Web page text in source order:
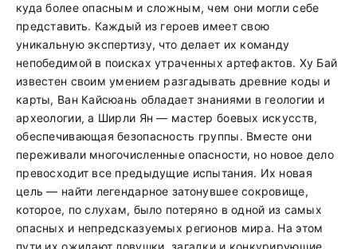
куда более опасным и сложным, чем они могли себе
представить. Каждый из героев имеет свою
уникальную экспертизу, что делает их команду
непобедимой в поисках утраченных артефактов. Ху Бай
известен своим умением разгадывать древние коды и
карты, Ван Кайсюань обладает знаниями в геологии и
археологии, а Ширли Ян — мастер боевых искусств,
обеспечивающая безопасность группы. Вместе они
переживали многочисленные опасности, но новое дело
превосходит все предыдущие испытания. Их новая
цель — найти легендарное затонувшее сокровище,
которое, по слухам, было потеряно в одной из самых
опасных и непредсказуемых регионов мира. На этом
пути их ожидают ловушки, загадки и конкурирующие